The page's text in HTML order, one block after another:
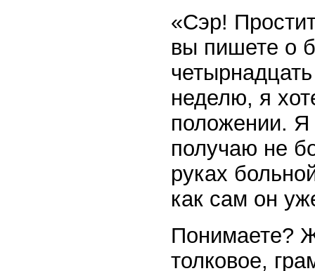
«Сэр!
вы пишете о
неделю, я
положении.
получаю не
руках
как сам он
Понимаете?
толковое,